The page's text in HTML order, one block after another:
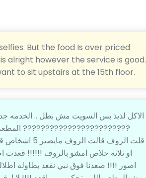
But the food Is over priced
alright however the service is good.
to sit upstairs at the 15th floor.
الاكل لذيذ بس السويت مش بطل .. الخدمه
قلت الروف
او ثلاثه خلاص امشو بالروف !!!!!!